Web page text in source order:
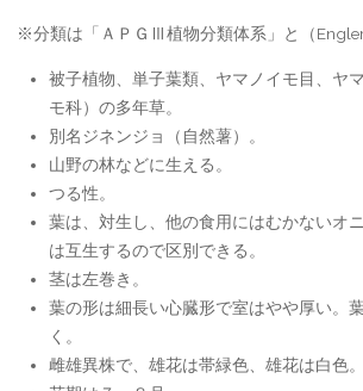
※分類は「ＡＰＧⅢ植物分類体系」と（Engler
被子植物、単子葉類、ヤマノイモ目、ヤ
モ科）の多年草。
別名ジネンジョ（自然薯）。
山野の林などに生える。
つる性。
葉は、対生し、他の食用にはむかないオ
は互生するので区別できる。
茎は左巻き。
葉の形は細長い心臓形で室はやや厚い。
く。
雌雄異株で、雄花は帯緑色、雄花は白色。